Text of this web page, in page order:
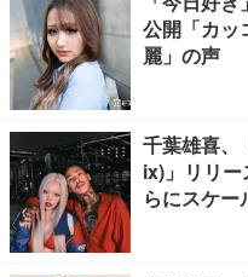
公開「カッ
麗」の声
千葉雄喜、
ix)」リリ
らにスケー